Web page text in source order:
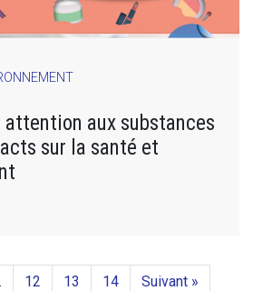
attention aux substances
sur la santé et
12 13 14 Suivant »